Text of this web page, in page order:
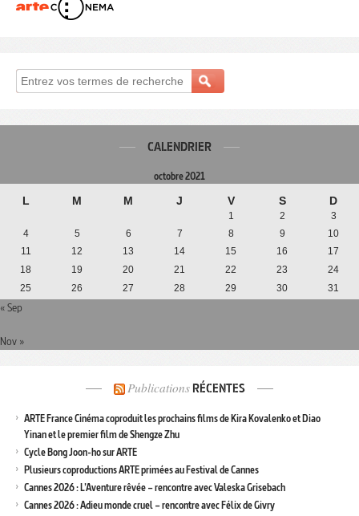
CALENDRIER
octobre 2021
L M M J V S D
1 2
3
4
5 6 7 8 9
10
11
12 13 14 15 16
17
18
19 20 21 22 23
24
25
26 27 28 29 30 31
« Sep
Nov »
Publications RÉCENTES
ARTE France Cinéma coproduit les prochains films de Kira Kovalenko et Diao
Yinan et le premier film de Shengze Zhu
Cycle Bong Joon-ho sur ARTE
Plusieurs coproductions ARTE primées au Festival de Cannes
Cannes 2026 : L’Aventure rêvée – rencontre avec Valeska Grisebach
Cannes 2026 : Adieu monde cruel – rencontre avec Félix de Givry